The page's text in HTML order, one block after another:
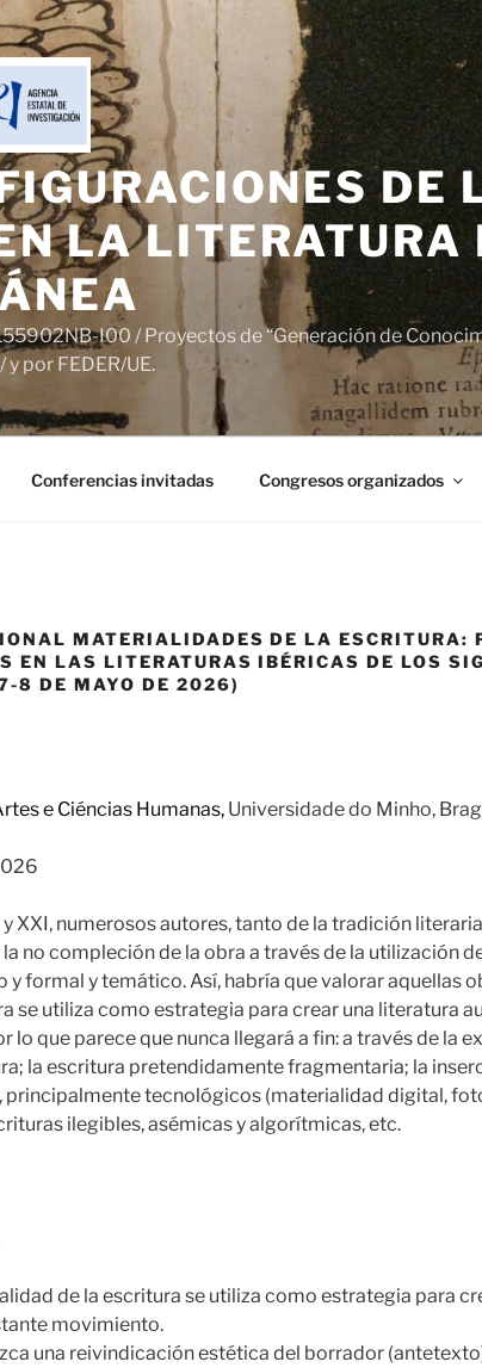
DE
LA LITERATURA
I00 / Proyectos de “Generación de
por FEDER/UE.
Conferencias invitadas Congresos organizados
MATERIALIDADES DE LA ESCRITURA:
EN LAS LITERATURAS IBÉRICAS DE LOS
8 DE MAYO DE 2026)
e Ciéncias Humanas, Universidade do Minho,
XXI, numerosos autores, tanto de la tradición
no compleción de la obra a través de la utilización
formal y temático. Así, habría que valorar aquellas
se utiliza como estrategia para crear una literatura
que parece que nunca llegará a fin: a través de la
la escritura pretendidamente fragmentaria; la
principalmente tecnológicos (materialidad digital,
ilegibles, asémicas y algorítmicas, etc.
de la escritura se utiliza como estrategia para
movimiento.
una reivindicación estética del borrador